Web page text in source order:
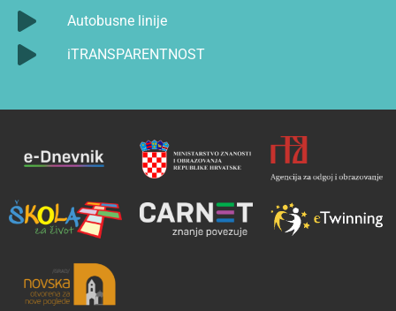
Autobusne linije
iTRANSPARENTNOST